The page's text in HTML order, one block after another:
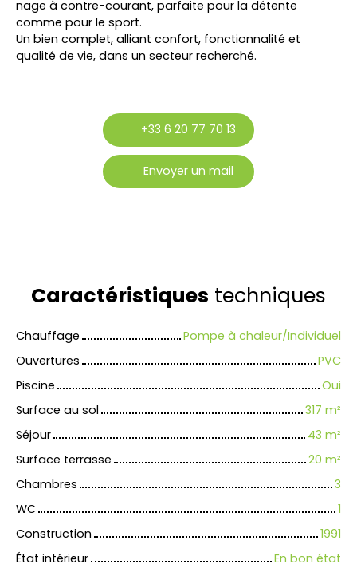
nage à contre-courant, parfaite pour la détente
comme pour le sport.
Un bien complet, alliant confort, fonctionnalité et
qualité de vie, dans un secteur recherché.
+33 6 20 77 70 13
Envoyer un mail
Caractéristiques techniques
Chauffage
Pompe à chaleur/Individuel
Ouvertures
PVC
Piscine
Oui
Surface au sol
317 m²
Séjour
43 m²
Surface terrasse
20 m²
Chambres
3
WC
1
Construction
1991
État intérieur
En bon état